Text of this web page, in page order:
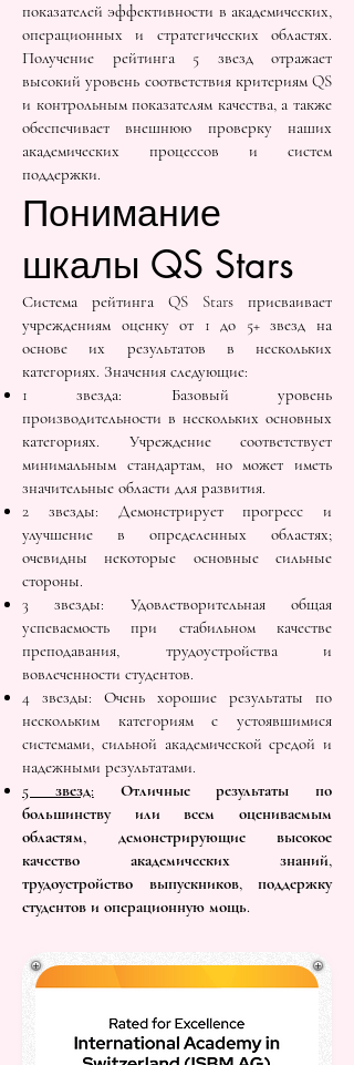
показателей эффективности в академических,
операционных и стратегических областях.
Получение рейтинга 5 звезд отражает
высокий уровень соответствия критериям QS
и контрольным показателям качества, а также
обеспечивает внешнюю проверку наших
академических процессов и систем
поддержки.
Понимание
шкалы QS Stars
Система рейтинга QS Stars присваивает
учреждениям оценку от 1 до 5+ звезд на
основе их результатов в нескольких
категориях. Значения следующие:
1 звезда: Базовый уровень
производительности в нескольких основных
категориях. Учреждение соответствует
минимальным стандартам, но может иметь
значительные области для развития.
2 звезды: Демонстрирует прогресс и
улучшение в определенных областях;
очевидны некоторые основные сильные
стороны.
3 звезды: Удовлетворительная общая
успеваемость при стабильном качестве
преподавания, трудоустройства и
вовлеченности студентов.
4 звезды: Очень хорошие результаты по
нескольким категориям с устоявшимися
системами, сильной академической средой и
надежными результатами.
5 звезд: Отличные результаты по
большинству или всем оцениваемым
областям, демонстрирующие высокое
качество академических знаний,
трудоустройство выпускников, поддержку
студентов и операционную мощь.